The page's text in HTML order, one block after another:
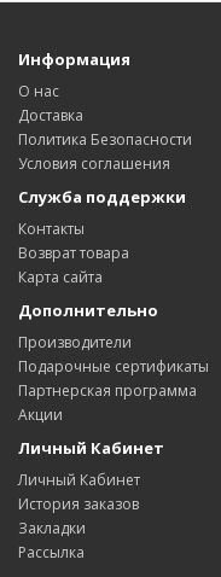
Информация
О нас
Доставка
Политика Безопасности
Условия соглашения
Служба поддержки
Контакты
Возврат товара
Карта сайта
Дополнительно
Производители
Подарочные сертификаты
Партнерская программа
Акции
Личный Кабинет
Личный Кабинет
История заказов
Закладки
Рассылка